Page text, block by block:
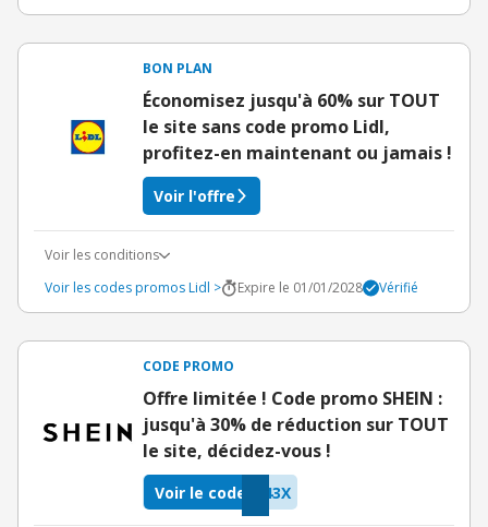
BON PLAN
Économisez jusqu'à 60% sur TOUT
le site sans code promo Lidl,
profitez-en maintenant ou jamais !
Voir l'offre
Voir les conditions
Voir les codes promos Lidl >
Expire le 01/01/2028 Vérifié
CODE PROMO
Offre limitée ! Code promo SHEIN :
jusqu'à 30% de réduction sur TOUT
le site, décidez-vous !
43X
Voir le code